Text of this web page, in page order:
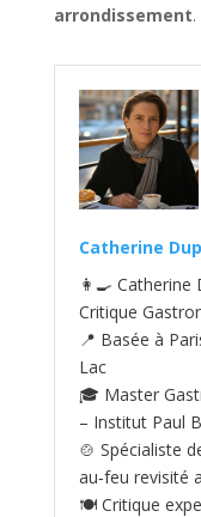
arrondissement.
Catherine
👩‍🍳
Critique
📍 Basée à
Lac
🎓 Master
– Institut Paul
🍲 Spécialiste
au‑feu revisité
🍽️ Critique